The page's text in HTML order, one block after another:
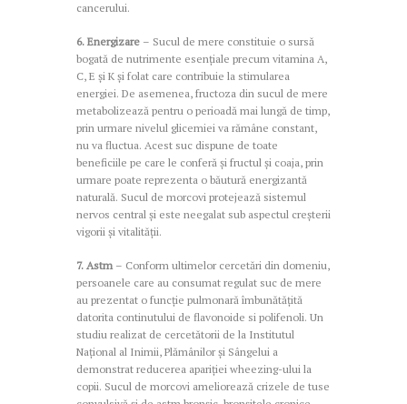
cancerului.
6. Energizare – Sucul de mere constituie o sursă
bogată de nutrimente esențiale precum vitamina A,
C, E și K și folat care contribuie la stimularea
energiei. De asemenea, fructoza din sucul de mere
metabolizează pentru o perioadă mai lungă de timp,
prin urmare nivelul glicemiei va rămâne constant,
nu va fluctua. Acest suc dispune de toate
beneficiile pe care le conferă și fructul și coaja, prin
urmare poate reprezenta o băutură energizantă
naturală. Sucul de morcovi protejează sistemul
nervos central și este neegalat sub aspectul creșterii
vigorii și vitalității.
7. Astm– Conform ultimelor cercetări din domeniu,
persoanele care au consumat regulat suc de mere
au prezentat o funcție pulmonară îmbunătățită
datorita continutului de flavonoide si polifenoli. Un
studiu realizat de cercetătorii de la Institutul
Național al Inimii, Plămânilor și Sângelui a
demonstrat reducerea apariției wheezing-ului la
copii. Sucul de morcovi ameliorează crizele de tuse